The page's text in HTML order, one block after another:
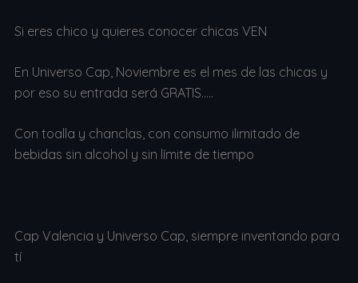
Si eres chico y quieres conocer chicas VEN
En Universo Cap, Noviembre es el mes de las chicas y
por eso su entrada será GRATIS…..
Con toalla y chanclas, con consumo ilimitado de
bebidas sin alcohol y sin límite de tiempo
Cap Valencia y Universo Cap, siempre inventando para
tí